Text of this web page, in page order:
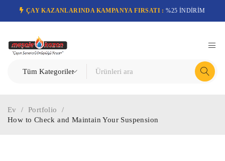
ÇAY KAZANLARINDA KAMPANYA FIRSATI : %25 İNDİRİM
Ev / Portfolio
/
How to Check and Maintain Your Suspension